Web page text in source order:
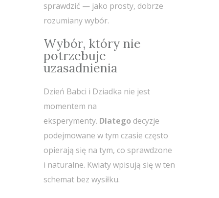
sprawdzić — jako prosty, dobrze
rozumiany wybór.
Wybór, który nie
potrzebuje
uzasadnienia
Dzień Babci i Dziadka nie jest
momentem na
eksperymenty. Dlatego decyzje
podejmowane w tym czasie często
opierają się na tym, co sprawdzone
i naturalne. Kwiaty wpisują się w ten
schemat bez wysiłku.